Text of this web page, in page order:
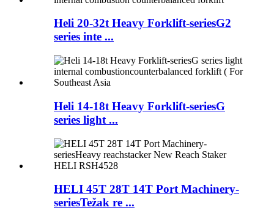
Heli 20-32t Heavy Forklift-seriesG2
series inte ...
Heli 14-18t Heavy Forklift-seriesG
series light ...
HELI 45T 28T 14T Port Machinery-
seriesTežak re ...